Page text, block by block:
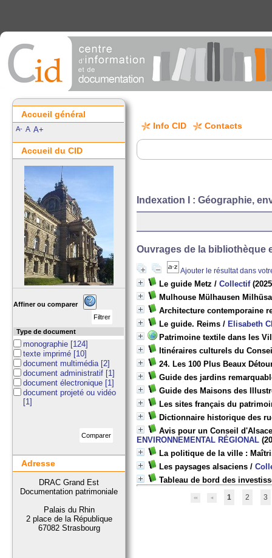
Info CID Contacts
Indexation I : Géographie,
Ouvrages de la bibliothèque
Ajouter le résultat dans
Le guide Metz /Collectif
Mulhouse Mülhausen
Architecture contemporaine
Le guide. Reims / Elisabeth
Patrimoine textile dans les
Itinéraires culturels du
24. Les 100 Plus Beaux
Guide des jardins
Guide des Maisons des
Les sites français du
Dictionnaire historique des
Avis pour un Conseil
ENVIRONNEMENTAL RÉGIONAL
La politique de la ville :
Les paysages alsaciens /
Tableau de bord des
1 2 3
Accueil général
A- A A+
Accueil du CID
Affiner ou comparer
Type de document
monographie [124]
texte imprimé [10]
document multimédia [2]
document administratif [1]
document électronique [1]
document projeté ou vidéo
[1]
Adresse
DRAC Grand Est
Documentation patrimoniale
Palais du Rhin
2 place de la République
67082 Strasbourg